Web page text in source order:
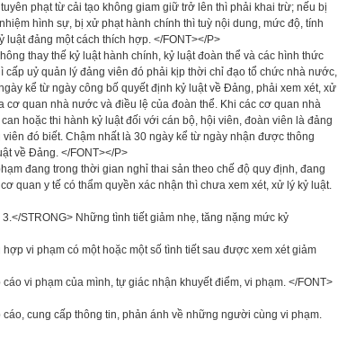
phạt từ cải tạo không giam giữ trở lên thì phải khai trừ; nếu bị
hình sự, bị xử phạt hành chính thì tuỳ nội dung, mức độ, tính
đảng một cách thích hợp. </FONT></P>
thay thế kỷ luật hành chính, kỷ luật đoàn thể và các hình thức
uỷ quản lý đảng viên đó phải kịp thời chỉ đạo tổ chức nhà nước,
kể từ ngày công bố quyết định kỷ luật về Đảng, phải xem xét, xử
cơ quan nhà nước và điều lệ của đoàn thể. Khi các cơ quan nhà
hoặc thi hành kỷ luật đối với cán bộ, hội viên, đoàn viên là đảng
đó biết. Chậm nhất là 30 ngày kể từ ngày nhận được thông
về Đảng. </FONT></P>
đang trong thời gian nghỉ thai sản theo chế độ quy định, đang
quan y tế có thẩm quyền xác nhận thì chưa xem xét, xử lý kỷ luật.
STRONG> Những tình tiết giảm nhẹ, tăng nặng mức kỷ
vi phạm có một hoặc một số tình tiết sau được xem xét giảm
vi phạm của mình, tự giác nhận khuyết điểm, vi phạm. </FONT>
cung cấp thông tin, phản ánh về những người cùng vi phạm.